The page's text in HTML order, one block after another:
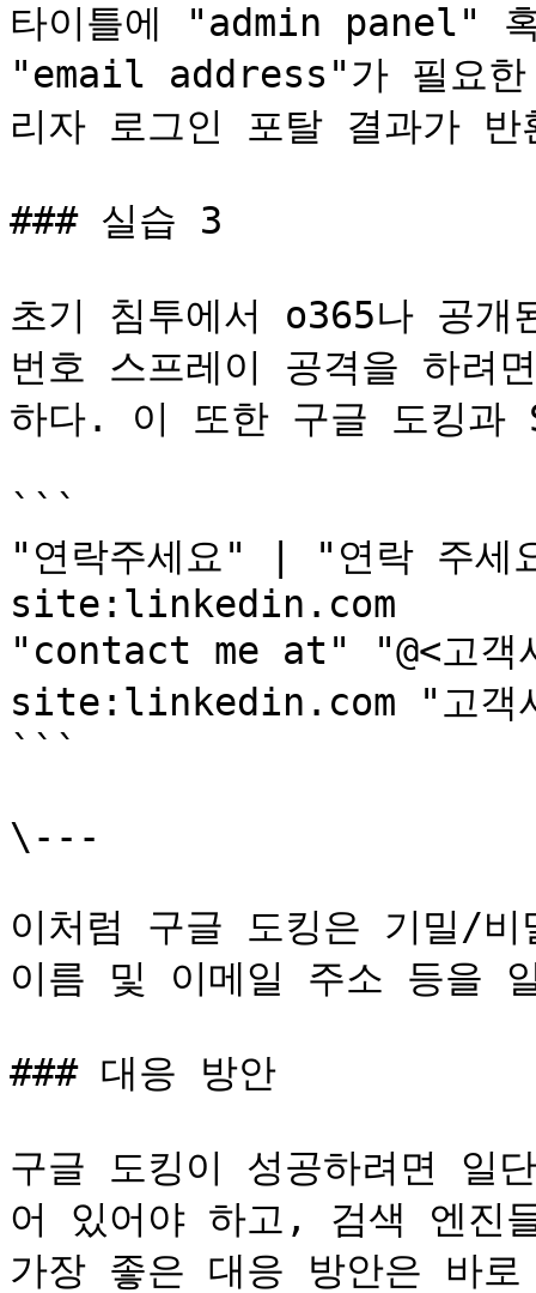
타이틀에 "admin panel"
"email address"가 필요한
리자 로그인 포탈 결과가 반
### 실습 3
초기 침투에서 o365나 공
번호 스프레이 공격을 하려
하다. 이 또한 구글 도킹과
```
"연락주세요" | "연락 주세
site:linkedin.com
"contact me at" "@<고객
site:linkedin.com "고
```
\---
이처럼 구글 도킹은 기밀/
이름 및 이메일 주소 등을
### 대응 방안
구글 도킹이 성공하려면 일
어 있어야 하고, 검색 엔진
가장 좋은 대응 방안은 바